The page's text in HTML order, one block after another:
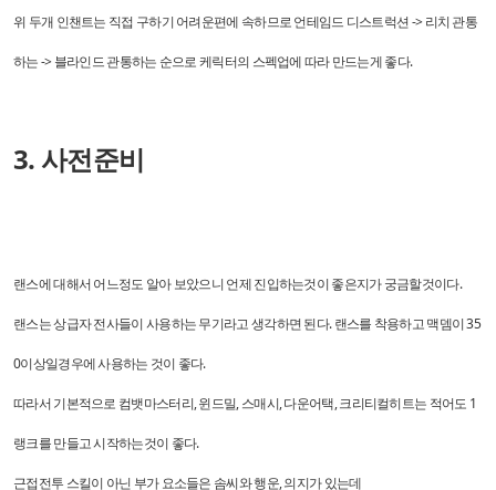
위 두개 인챈트는 직접 구하기 어려운편에 속하므로 언테임드 디스트럭션 -> 리치 관통
하는 -> 블라인드 관통하는 순으로 케릭터의 스펙업에 따라 만드는게 좋다.
3. 사전준비
랜스에 대해서 어느정도 알아 보았으니 언제 진입하는것이 좋은지가 궁금할것이다.
랜스는 상급자 전사들이 사용하는 무기라고 생각하면 된다. 랜스를 착용하고 맥뎀이 35
0이상일경우에 사용하는 것이 좋다.
따라서 기본적으로 컴뱃마스터리, 윈드밀, 스매시, 다운어택, 크리티컬히트는 적어도 1
랭크를 만들고 시작하는것이 좋다.
근접전투 스킬이 아닌 부가 요소들은 솜씨와 행운, 의지가 있는데